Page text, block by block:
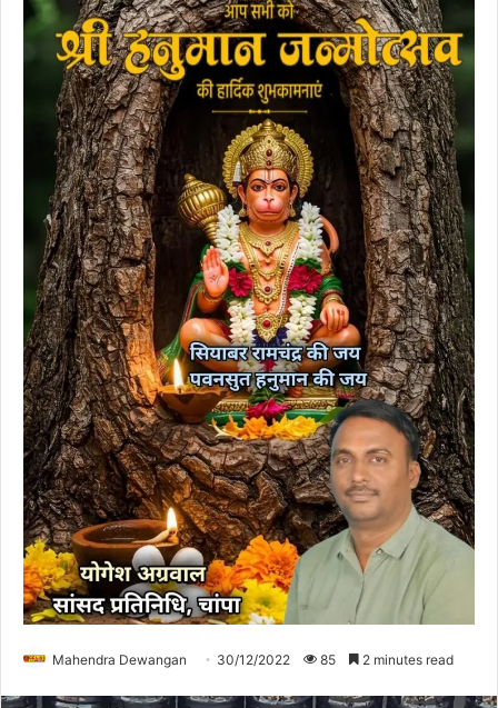
Mahendra Dewangan 30/12/2022 85 2 minutes read